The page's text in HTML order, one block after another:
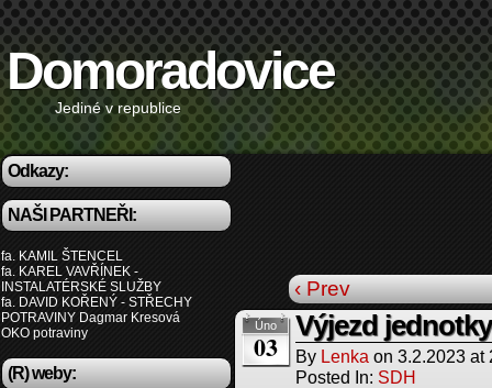
Domoradovice
Jediné v republice
Odkazy:
NAŠI PARTNEŘI:
fa. KAMIL ŠTENCEL
fa. KAREL VAVŘÍNEK -
INSTALATÉRSKÉ SLUŽBY
fa. DAVID KOŘENÝ - STŘECHY
POTRAVINY Dagmar Kresová
OKO potraviny
(R) weby:
‹ Prev
Úno
03
Výjezd
By Lenka on 3.2.2023 at
Posted In: SDH